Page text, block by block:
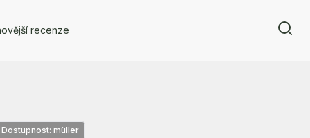
recenze
Dostupnost: müller